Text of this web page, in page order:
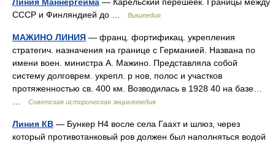
СССР и Финляндией до …
Википедия
МАЖИНО ЛИНИЯ — франц. фортификац. укрепления
стратегич. назначения на границе с Германией. Названа по
имени воен. министра А. Мажино. Представляла собой
систему долговрем. укрепл. р нов, полос и участков
протяженностью св. 400 км. Возводилась в 1928 40 на базе…
Советская историческая энциклопедия
Линия КВ — Бункер H4 восле села Гаахт и шлюз, через
который противотанковый ров должен был наполняться водой